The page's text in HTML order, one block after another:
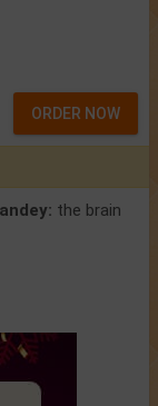
ORDER NOW
the brain